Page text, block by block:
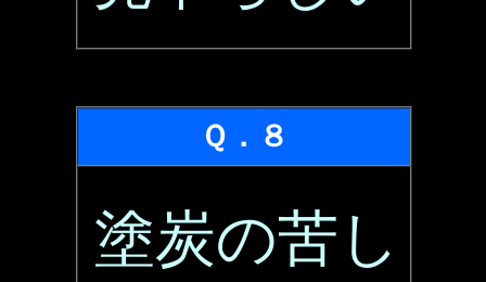
Ｑ．８
塗炭の苦し